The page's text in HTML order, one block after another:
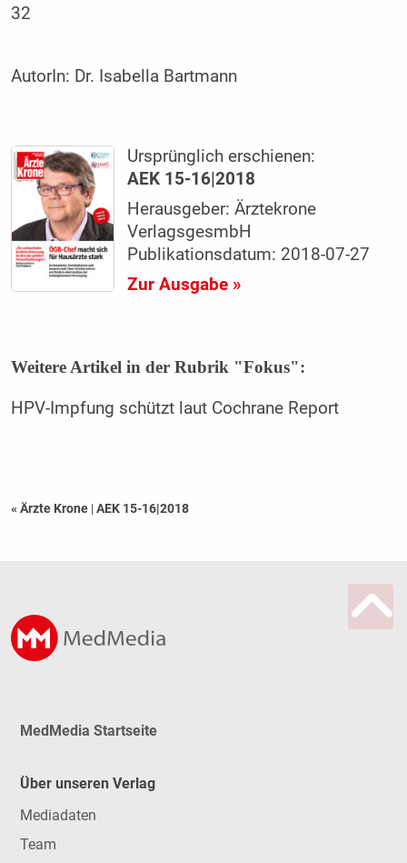
32
AutorIn: Dr. Isabella Bartmann
Ursprünglich erschienen:
AEK 15-16|2018
Herausgeber: Ärztekrone
VerlagsgesmbH
Publikationsdatum: 2018-07-27
Zur Ausgabe »
Weitere Artikel in der Rubrik "Fokus":
HPV-Impfung schützt laut Cochrane Report
« Ärzte Krone |AEK 15-16|2018
MedMedia Startseite
Über unseren Verlag
Mediadaten
Team